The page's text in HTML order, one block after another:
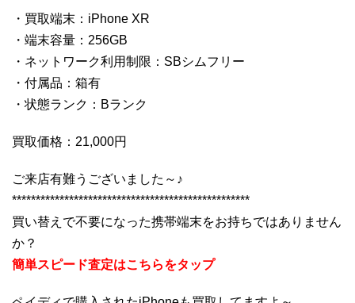
・買取端末：iPhone XR
・端末容量：256GB
・ネットワーク利用制限：SBシムフリー
・付属品：箱有
・状態ランク：Bランク
買取価格：21,000円
ご来店有難うございました～♪
**************************************************
買い替えで不要になった携帯端末をお持ちではありません
か？
簡単スピード査定はこちらをタップ